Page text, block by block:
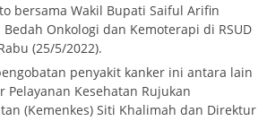
bersama Wakil Bupati Saiful Arifin
Onkologi dan Kemoterapi di RSUD
(25/5/2022).
penyakit kanker ini antara lain
Kesehatan Rujukan
(Kemenkes) Siti Khalimah dan Direktur